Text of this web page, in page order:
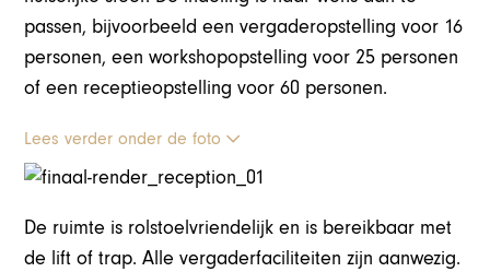
passen, bijvoorbeeld een vergaderopstelling voor 16
personen, een workshopopstelling voor 25 personen
of een receptieopstelling voor 60 personen.
Lees verder onder de foto
De ruimte is rolstoelvriendelijk en is bereikbaar met
de lift of trap. Alle vergaderfaciliteiten zijn aanwezig.